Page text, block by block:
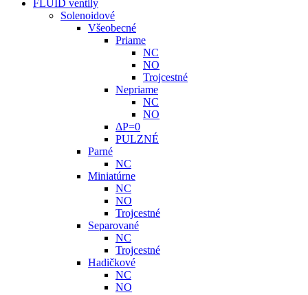
FLUID ventily
Solenoidové
Všeobecné
Priame
NC
NO
Trojcestné
Nepriame
NC
NO
ΔP=0
PULZNÉ
Parné
NC
Miniatúrne
NC
NO
Trojcestné
Separované
NC
Trojcestné
Hadičkové
NC
NO